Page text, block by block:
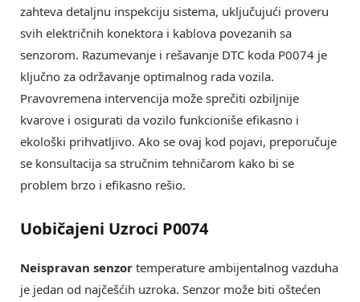
zahteva detaljnu inspekciju sistema, uključujući proveru
svih električnih konektora i kablova povezanih sa
senzorom. Razumevanje i rešavanje DTC koda P0074 je
ključno za održavanje optimalnog rada vozila.
Pravovremena intervencija može sprečiti ozbiljnije
kvarove i osigurati da vozilo funkcioniše efikasno i
ekološki prihvatljivo. Ako se ovaj kod pojavi, preporučuje
se konsultacija sa stručnim tehničarom kako bi se
problem brzo i efikasno rešio.
Uobičajeni Uzroci P0074
Neispravan senzor temperature ambijentalnog vazduha
je jedan od najčešćih uzroka. Senzor može biti oštećen